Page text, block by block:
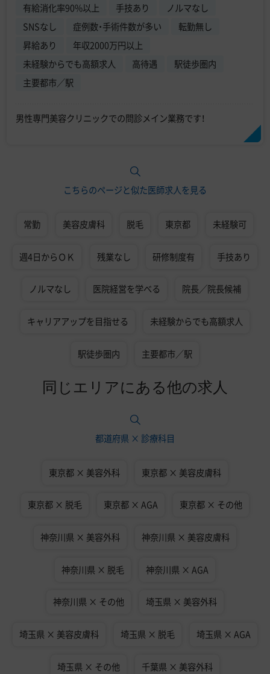
有給消化率90%以上 手技あり
ノルマなし
SNSなし
症例数・手術件数が多い
転勤無し
昇給あり
年収2000万円以上
未経験からでも高額求人
高待遇
駅徒歩圏内
主要都市／駅
男性専門美容クリニックでの問診メイン業務です！
こちらのページと似た医師求人を見る
常勤 美容皮膚科 脱毛 東京都 未経験可
週4日からＯＫ 残業なし 研修制度有 手技あり
ノルマなし 医院経営を学べる 院長／院長候補
キャリアアップを目指せる 未経験からでも高額求人
駅徒歩圏内 主要都市／駅
同じエリアにある他の求人
都道府県 × 診療科目
東京都 × 美容外科 東京都 × 美容皮膚科
東京都 × 脱毛 東京都 × AGA 東京都 × その他
神奈川県 × 美容外科 神奈川県 × 美容皮膚科
神奈川県 × 脱毛 神奈川県 × AGA
神奈川県 × その他 埼玉県 × 美容外科
埼玉県 × 美容皮膚科 埼玉県 × 脱毛 埼玉県 × AGA
埼玉県 × その他 千葉県 × 美容外科